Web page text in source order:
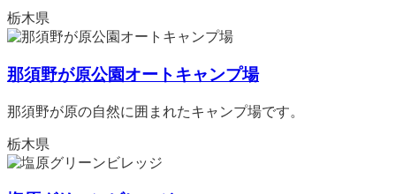
栃木県
那須野が原公園オートキャンプ場
那須野が原の自然に囲まれたキャンプ場です。
栃木県